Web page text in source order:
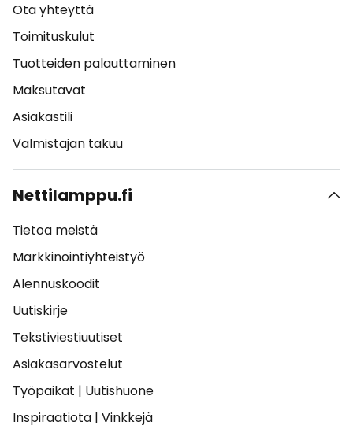
Ota yhteyttä
Toimituskulut
Tuotteiden palauttaminen
Maksutavat
Asiakastili
Valmistajan takuu
Nettilamppu.fi
Tietoa meistä
Markkinointiyhteistyö
Alennuskoodit
Uutiskirje
Tekstiviestiuutiset
Asiakasarvostelut
Työpaikat | Uutishuone
Inspiraatiota | Vinkkejä